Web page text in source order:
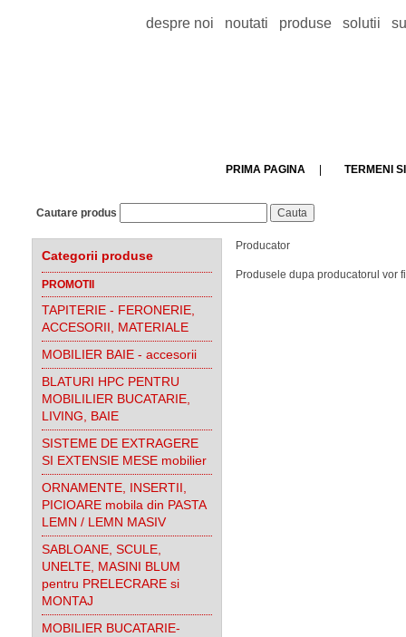
despre noi noutati produse solutii
PRIMA PAGINA TERMENI
Cautare produs
Categorii produse
PROMOTII
TAPITERIE - FERONERIE,
ACCESORII, MATERIALE
MOBILIER BAIE - accesorii
BLATURI HPC PENTRU
MOBILILIER BUCATARIE,
LIVING, BAIE
SISTEME DE EXTRAGERE
SI EXTENSIE MESE mobilier
ORNAMENTE, INSERTII,
PICIOARE mobila din PASTA
LEMN / LEMN MASIV
SABLOANE, SCULE,
UNELTE, MASINI BLUM
pentru PRELECRARE si
MONTAJ
MOBILIER BUCATARIE-
Producator
Produsele dupa producatorul vor